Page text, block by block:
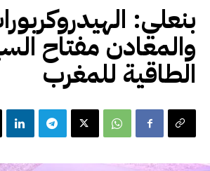
بنعلي:
والمعادن مفتاح
الطاقية للمغرب